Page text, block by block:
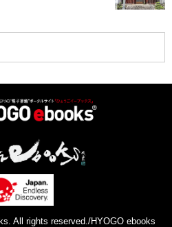
All rights reserved./HYOGO ebooks